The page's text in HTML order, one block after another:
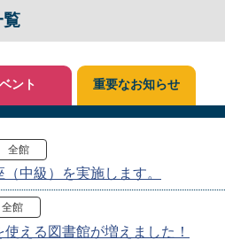
覧
全館
中級）を実施します。
全館
える図書館が増えました！
ント 重要なお知らせ